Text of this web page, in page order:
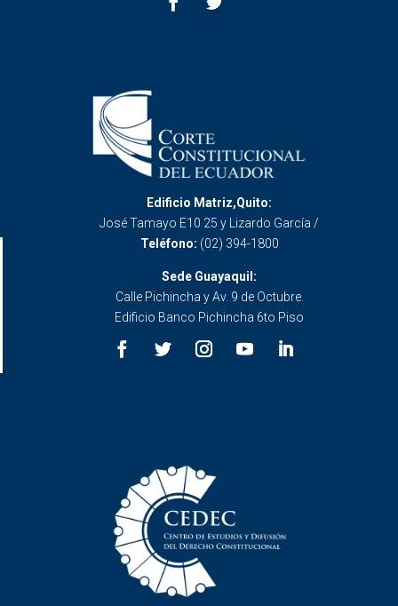
Edificio Matriz,Quito:
José Tamayo E10 25 y Lizardo García /
Teléfono: (02) 394-1800
Sede Guayaquil:
Calle Pichincha y Av. 9 de Octubre.
Edificio Banco Pichincha 6to Piso